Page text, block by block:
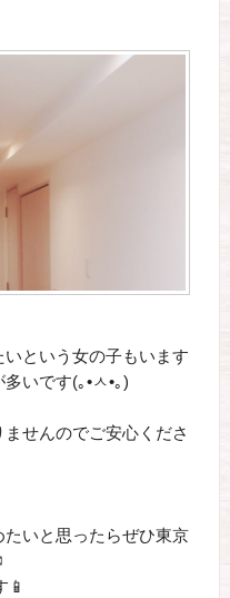
という女の子もいます
いです(｡•ㅅ•｡)
せんのでご安心くださ
いと思ったらぜひ東京
📱